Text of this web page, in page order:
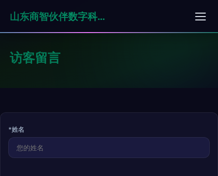
山东商智伙伴数字科技有限公司
访客留言
*姓名